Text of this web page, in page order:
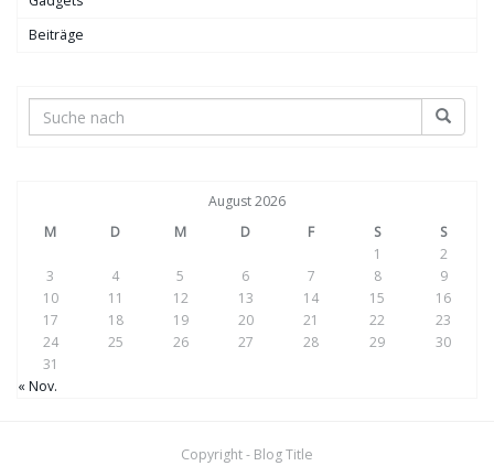
Beiträge
August 2026
M
D M D F S
S
1
2
3
4 5 6 7 8
9
10
11 12 13 14 15
16
17
18 19 20 21 22
23
24
25 26 27 28 29
30
31
« Nov.
Copyright - Blog Title